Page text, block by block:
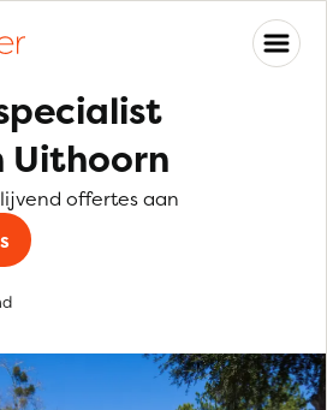
Uithoorn
offertes aan